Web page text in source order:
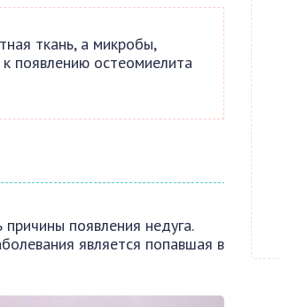
ткань, а микробы,
появлению остеомиелита
появления недуга.
является попавшая в